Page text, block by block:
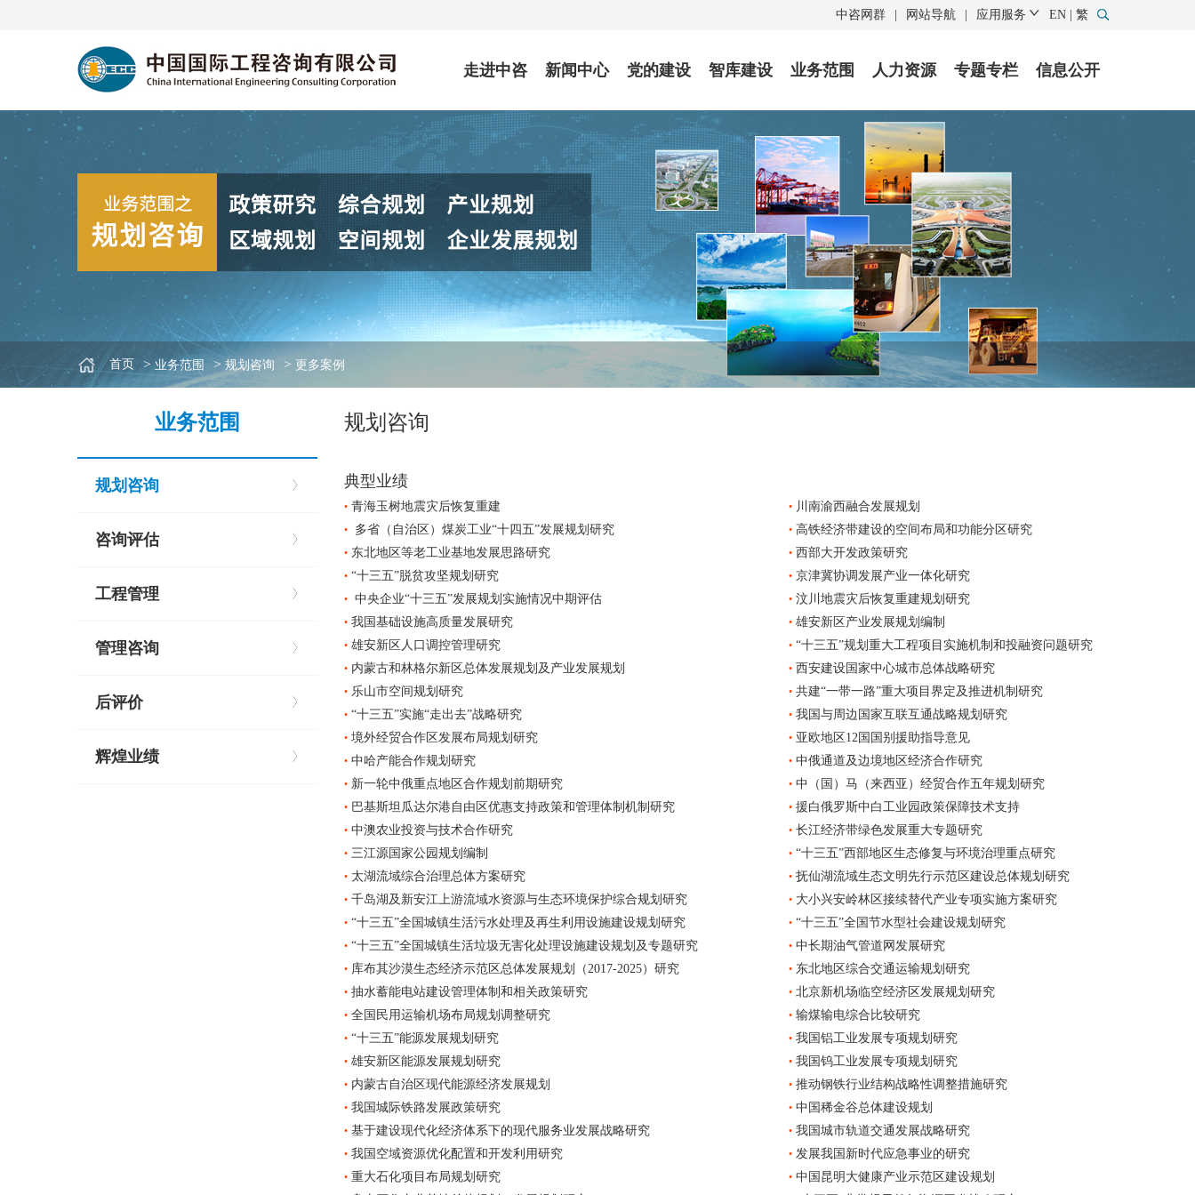
中咨网群 网站导航 应用服务 EN 繁
走进中咨 新闻中心 党的建设 智库建设 业务范围 人力资源 专题专栏 信息公开
首页 > 业务范围 > 规划咨询 > 更多案例
业务范围
规划咨询
咨询评估
工程管理
管理咨询
后评价
辉煌业绩
规划咨询
典型业绩
• 青海玉树地震灾后恢复重建 • 川南渝西融合发展规划
• 多省（自治区）煤炭工业“十四五”发展规划研究 • 高铁经济带建设的空间布局和功能分区研究
• 东北地区等老工业基地发展思路研究 • 西部大开发政策研究
• “十三五”脱贫攻坚规划研究 • 京津冀协调发展产业一体化研究
• 中央企业“十三五”发展规划实施情况中期评估 • 汶川地震灾后恢复重建规划研究
• 我国基础设施高质量发展研究 • 雄安新区产业发展规划编制
• 雄安新区人口调控管理研究 • “十三五”规划重大工程项目实施机制和投融资问题研究
• 内蒙古和林格尔新区总体发展规划及产业发展规划 • 西安建设国家中心城市总体战略研究
• 乐山市空间规划研究 • 共建“一带一路”重大项目界定及推进机制研究
• “十三五”实施“走出去”战略研究 • 我国与周边国家互联互通战略规划研究
• 境外经贸合作区发展布局规划研究 • 亚欧地区12国国别援助指导意见
• 中哈产能合作规划研究 • 中俄通道及边境地区经济合作研究
• 新一轮中俄重点地区合作规划前期研究 • 中（国）马（来西亚）经贸合作五年规划研究
• 巴基斯坦瓜达尔港自由区优惠支持政策和管理体制机制研究 • 援白俄罗斯中白工业园政策保障技术支持
• 中澳农业投资与技术合作研究 • 长江经济带绿色发展重大专题研究
• 三江源国家公园规划编制 • “十三五”西部地区生态修复与环境治理重点研究
• 太湖流域综合治理总体方案研究 • 抚仙湖流域生态文明先行示范区建设总体规划研究
• 千岛湖及新安江上游流域水资源与生态环境保护综合规划研究 • 大小兴安岭林区接续替代产业专项实施方案研究
• “十三五”全国城镇生活污水处理及再生利用设施建设规划研究 • “十三五”全国节水型社会建设规划研究
• “十三五”全国城镇生活垃圾无害化处理设施建设规划及专题研究 • 中长期油气管道网发展研究
• 库布其沙漠生态经济示范区总体发展规划（2017-2025）研究 • 东北地区综合交通运输规划研究
• 抽水蓄能电站建设管理体制和相关政策研究 • 北京新机场临空经济区发展规划研究
• 全国民用运输机场布局规划调整研究 • 输煤输电综合比较研究
• “十三五”能源发展规划研究 • 我国铝工业发展专项规划研究
• 雄安新区能源发展规划研究 • 我国钨工业发展专项规划研究
• 内蒙古自治区现代能源经济发展规划 • 推动钢铁行业结构战略性调整措施研究
• 我国城际铁路发展政策研究 • 中国稀金谷总体建设规划
• 基于建设现代化经济体系下的现代服务业发展战略研究 • 我国城市轨道交通发展战略研究
• 我国空域资源优化配置和开发利用研究 • 发展我国新时代应急事业的研究
• 重大石化项目布局规划研究 • 中国昆明大健康产业示范区建设规划